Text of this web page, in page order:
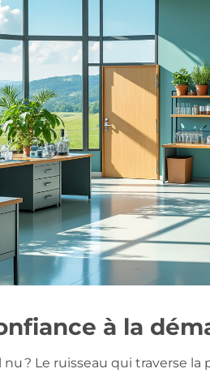
à la
? Le ruisseau qui traverse la